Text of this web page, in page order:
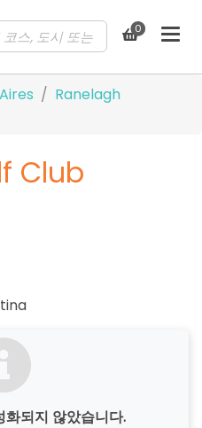
0
Ranelagh
Club
되지 않았습니다.